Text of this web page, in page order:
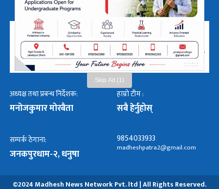
Skip Ad (1)
अध्यक्ष तथा प्रबन्ध निर्देशक:
मनोजकुमार मोरबैता
हाम्रो टीम :
सबै हेर्नुहोस्
सम्पर्क ठेगाना:
जनकपुरधाम-२, धनुषा
9854033933
madheshpatra2@gmail.com
©2024 Madhesh News Network Pvt. ltd | All Rights Reserved.